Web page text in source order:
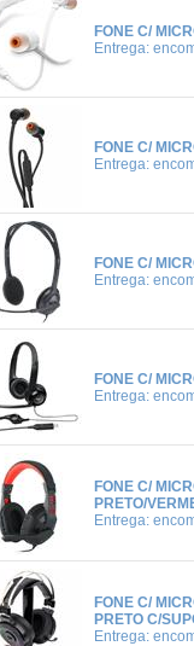
FONE C/
Entrega:
FONE C/
Entrega:
FONE C/
Entrega:
FONE C/
Entrega:
FONE C/
PRETO/
Entrega:
FONE C/
PRETO C/
Entrega: